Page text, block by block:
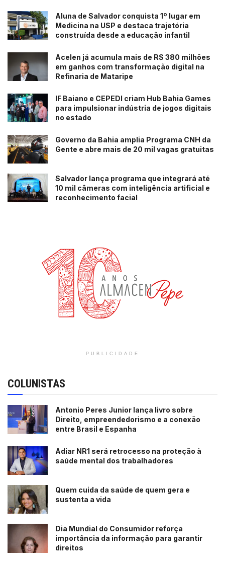
Aluna de Salvador conquista 1º lugar em
Medicina na USP e destaca trajetória
construída desde a educação infantil
Acelen já acumula mais de R$ 380 milhões
em ganhos com transformação digital na
Refinaria de Mataripe
IF Baiano e CEPEDI criam Hub Bahia Games
para impulsionar indústria de jogos digitais
no estado
Governo da Bahia amplia Programa CNH da
Gente e abre mais de 20 mil vagas gratuitas
Salvador lança programa que integrará até
10 mil câmeras com inteligência artificial e
reconhecimento facial
PUBLICIDADE
COLUNISTAS
Antonio Peres Junior lança livro sobre
Direito, empreendedorismo e a conexão
entre Brasil e Espanha
Adiar NR1 será retrocesso na proteção à
saúde mental dos trabalhadores
Quem cuida da saúde de quem gera e
sustenta a vida
Dia Mundial do Consumidor reforça
importância da informação para garantir
direitos